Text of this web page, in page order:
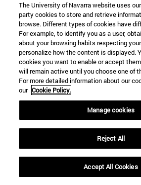
22 SEP
FUNCIÓN Y FICCIÓN.
Más información
The University of Navarra website uses
party cookies to store and retrieve
browse. Different types of cookies have
For example, to identify you as a user,
about your browsing habits respecting
personalize how the content is displayed.
cookies you want to enable or accept
will remain active until you choose one of
For more detailed information about our
our Cookie Policy.
Manage cookies
Reject All
Accept All Cookies